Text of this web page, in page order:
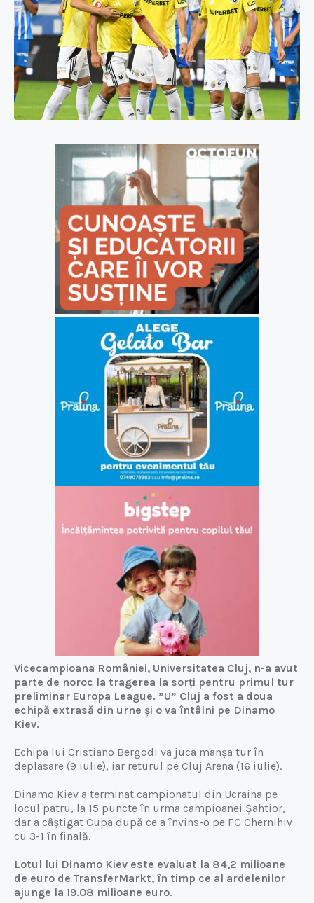
Vicecampioana României, Universitatea Cluj, n-a avut
parte de noroc la tragerea la sorți pentru primul tur
preliminar Europa League. ”U” Cluj a fost a doua
echipă extrasă din urne și o va întâlni pe Dinamo
Kiev.
Echipa lui Cristiano Bergodi va juca manșa tur în
deplasare (9 iulie), iar returul pe Cluj Arena (16 iulie).
Dinamo Kiev a terminat campionatul din Ucraina pe
locul patru, la 15 puncte în urma campioanei Șahtior,
dar a câștigat Cupa după ce a învins-o pe FC Chernihiv
cu 3-1 în finală.
Lotul lui Dinamo Kiev este evaluat la 84,2 milioane
de euro de TransferMarkt, în timp ce al ardelenilor
ajunge la 19.08 milioane euro.